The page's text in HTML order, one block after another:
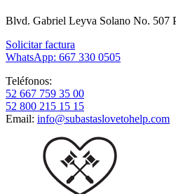
Blvd. Gabriel Leyva Solano No. 507
Solicitar factura
WhatsApp: 667 330 0505
Teléfonos:
52 667 759 35 00
52 800 215 15 15
Email: info@subastaslovetohelp.com